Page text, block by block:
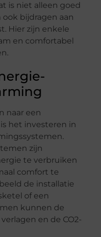
is niet alleen goed
ook bijdragen aan
Hier zijn enkele
en comfortabel
naar een
het investeren in
zijn
te verbruiken
comfort te
de installatie
of een
kunnen de
en de CO2-